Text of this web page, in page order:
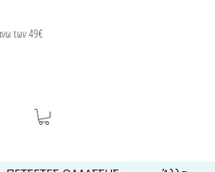
των 49€